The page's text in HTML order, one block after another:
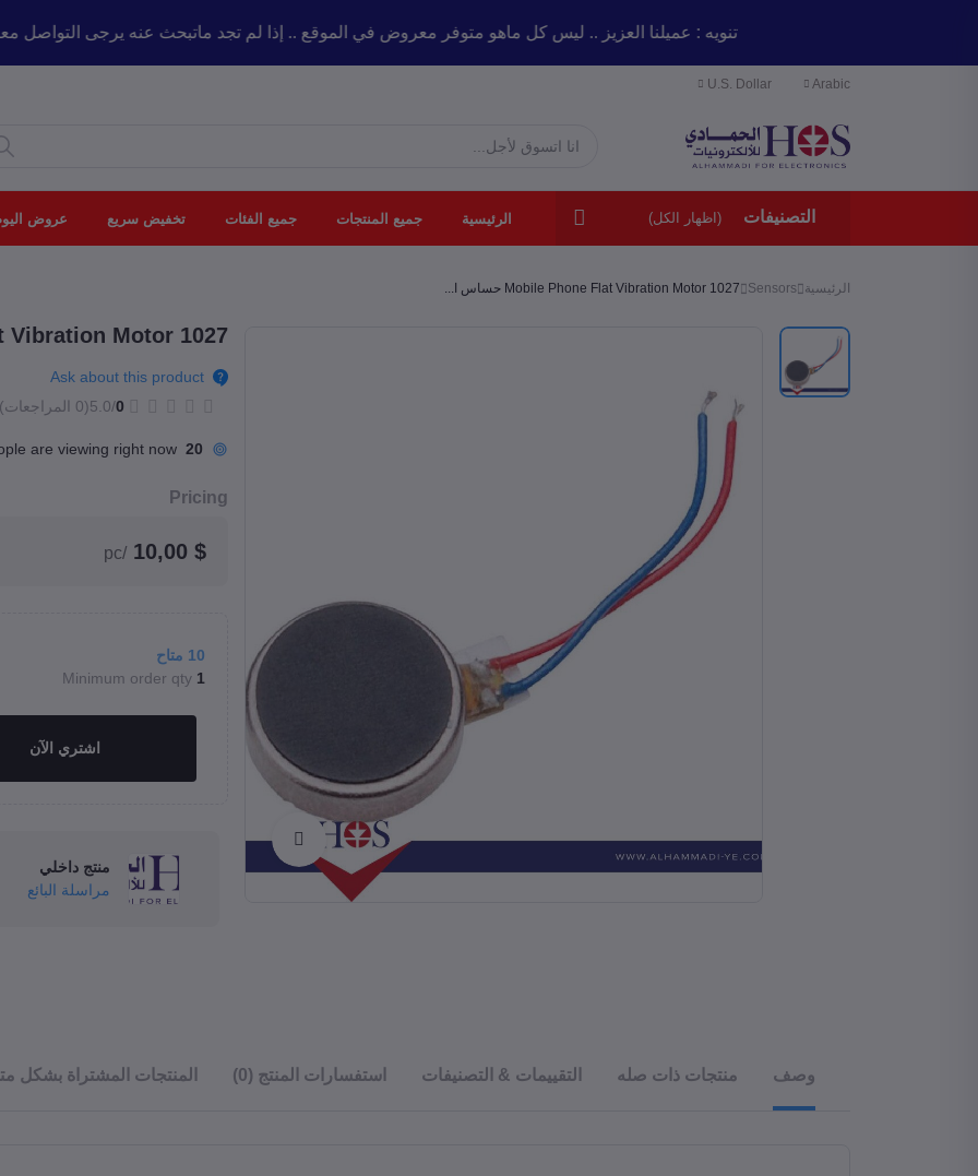
تنويه : عميلنا العزيز .. ليس كل ماهو متوفر معروض في الموقع .. إذا لم تجد ماتبحث عنه يرجى
Arabic
U.S. Dollar
التصنيفات (اظهار الكل) الرئيسية جميع المنتجات جميع الفئات تخفيض سريع عروض
الرئيسية Sensors 1027 Mobile Phone Flat Vibration Motor حساس ا...
Click to Enlarge
1027 Mobile Phone Flat Vibration Motor حساس اهتزاز
Ask about this product
0
/5.0 (0 المراجعات)
20
are viewing right now
Pricing
$ 10,00
/pc
10 متاح
Minimum order qty 1
اشتري الآن
منتج داخلي
مراسلة البائع
وصف منتجات ذات صله التقييمات & التصنيفات استفسارات المنتج (0) المنتجات المشتراة بشكل